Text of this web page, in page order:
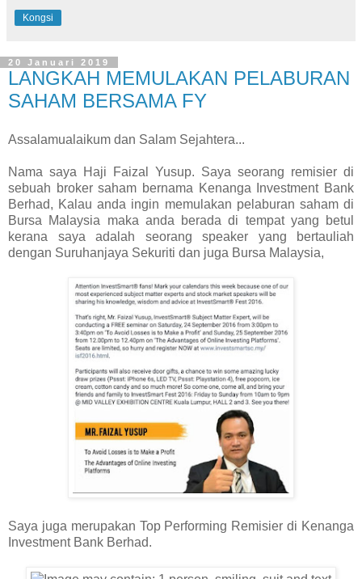
Kongsi
20 Januari 2019
LANGKAH MEMULAKAN PELABURAN
SAHAM BERSAMA FY
Assalamualaikum dan Salam Sejahtera...
Nama saya Haji Faizal Yusup. Saya seorang remisier di
sebuah broker saham bernama Kenanga Investment Bank
Berhad, Kalau anda ingin memulakan pelaburan saham di
Bursa Malaysia maka anda berada di tempat yang betul
kerana saya adalah seorang speaker yang bertauliah
dengan Suruhanjaya Sekuriti dan juga Bursa Malaysia,
Saya juga merupakan Top Performing Remisier di Kenanga
Investment Bank Berhad.